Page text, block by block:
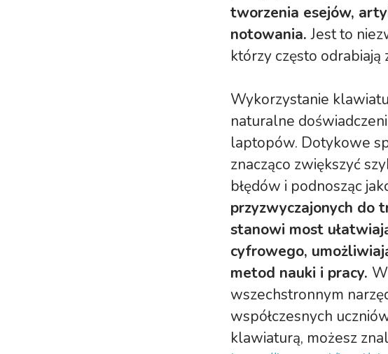
tworzenia esejów,
notowania.Jest to
którzy często odrabiają
Wykorzystanie
naturalne
laptopów. Dotykowe
znacząco zwiększyć
błędów i podnosząc
przyzwyczajonych do
stanowi most
cyfrowego,
metod nauki i pracy.
wszechstronnym
współczesnych
klawiaturą, możesz